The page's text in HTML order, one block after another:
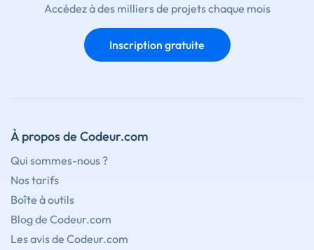
Accédez à des milliers de projets chaque mois
Inscription gratuite
À propos de Codeur.com
Qui sommes-nous ?
Nos tarifs
Boîte à outils
Blog de Codeur.com
Les avis de Codeur.com